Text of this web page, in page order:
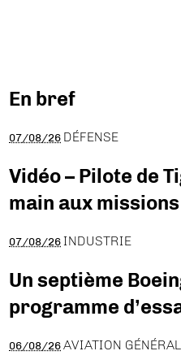
En bref
07/08/26 DÉFENSE
Vidéo – Pilote de
main aux
07/08/26 INDUSTRIE
Un septième
programme
06/08/26 AVIATION